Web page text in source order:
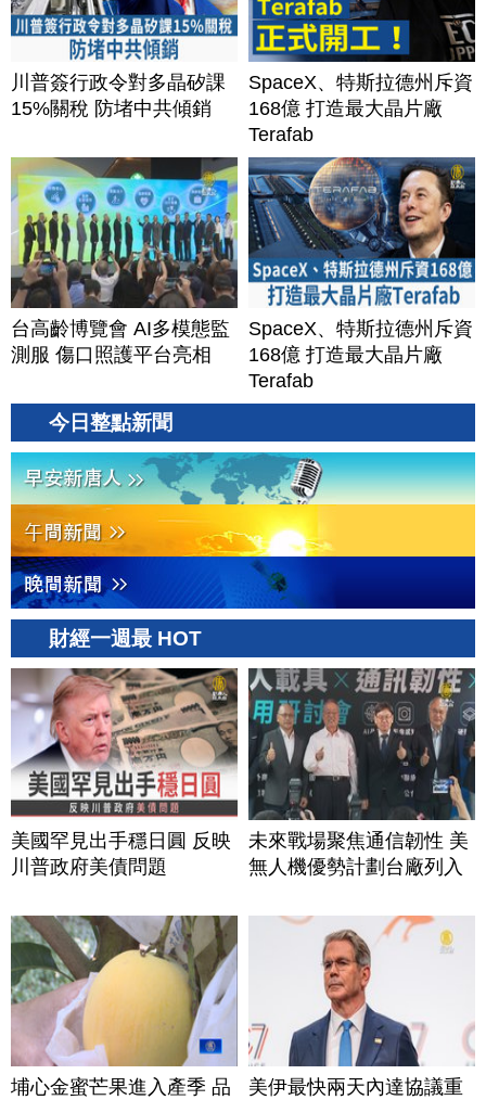
川普簽行政令對多晶矽課
15%關稅 防堵中共傾銷
SpaceX、特斯拉德州斥資
168億 打造最大晶片廠
Terafab
台高齡博覽會 AI多模態監
測服 傷口照護平台亮相
SpaceX、特斯拉德州斥資
168億 打造最大晶片廠
Terafab
今日整點新聞
財經一週最 HOT
美國罕見出手穩日圓 反映
川普政府美債問題
未來戰場聚焦通信韌性 美
無人機優勢計劃台廠列入
埔心金蜜芒果進入產季 品
美伊最快兩天內達協議重